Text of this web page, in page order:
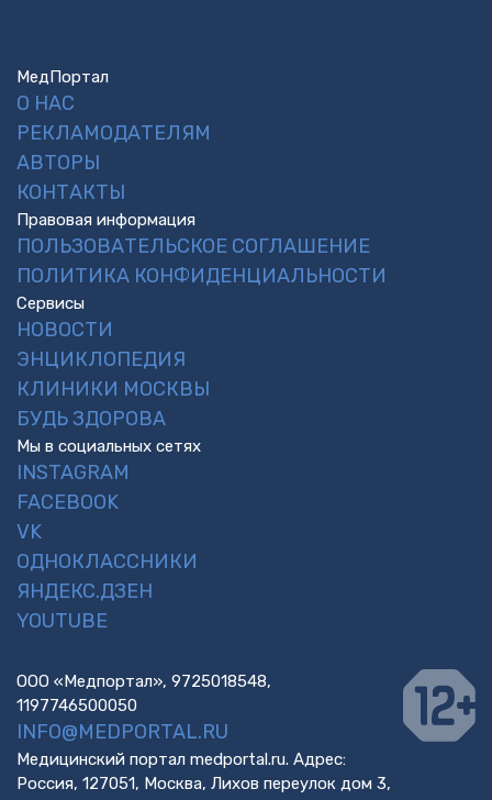
МедПортал
О НАС
РЕКЛАМОДАТЕЛЯМ
АВТОРЫ
КОНТАКТЫ
Правовая информация
ПОЛЬЗОВАТЕЛЬСКОЕ СОГЛАШЕНИЕ
ПОЛИТИКА КОНФИДЕНЦИАЛЬНОСТИ
Сервисы
НОВОСТИ
ЭНЦИКЛОПЕДИЯ
КЛИНИКИ МОСКВЫ
БУДЬ ЗДОРОВА
Мы в социальных сетях
INSTAGRAM
FACEBOOK
VK
ОДНОКЛАССНИКИ
ЯНДЕКС.ДЗЕН
YOUTUBE
ООО «Медпортал», 9725018548,
1197746500050
INFO@MEDPORTAL.RU
Медицинский портал medportal.ru. Адрес:
Россия, 127051, Москва, Лихов переулок дом 3,